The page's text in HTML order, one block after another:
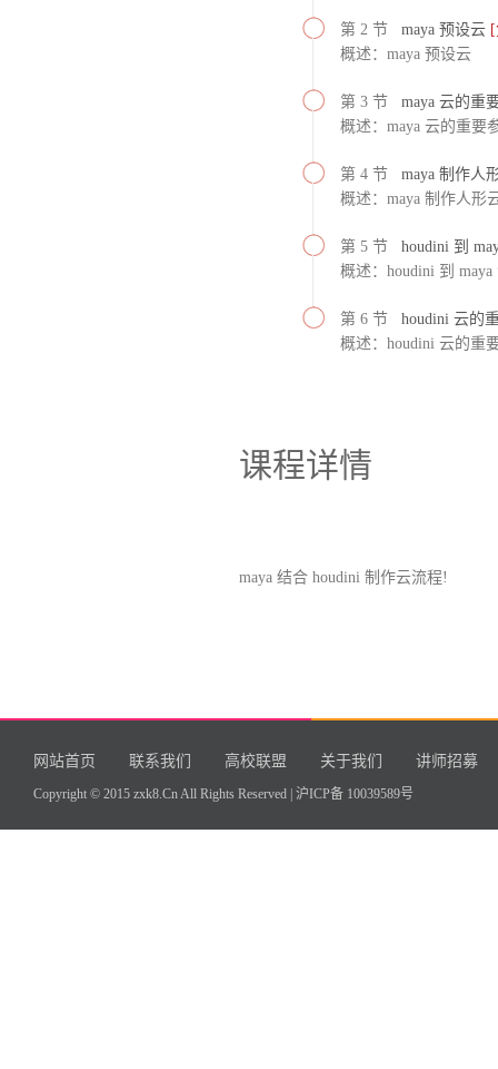
第 2 节 maya 预设云
概述：maya 预设云
第 3 节 maya 云的重
概述：maya 云的重要
第 4 节 maya 制作人
概述：maya 制作人形
第 5 节 houdini 到
概述：houdini 到 maya
第 6 节 houdini 云的
概述：houdini 云的重
课程详情
maya 结合 houdini 制作云流程!
网站首页 联系我们 高校联盟 关于我们 讲师招募
Copyright © 2015 zxk8.Cn All Rights Reserved | 沪ICP备 10039589号